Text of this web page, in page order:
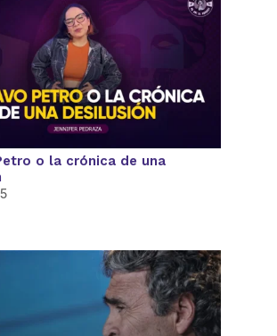
o la crónica de una